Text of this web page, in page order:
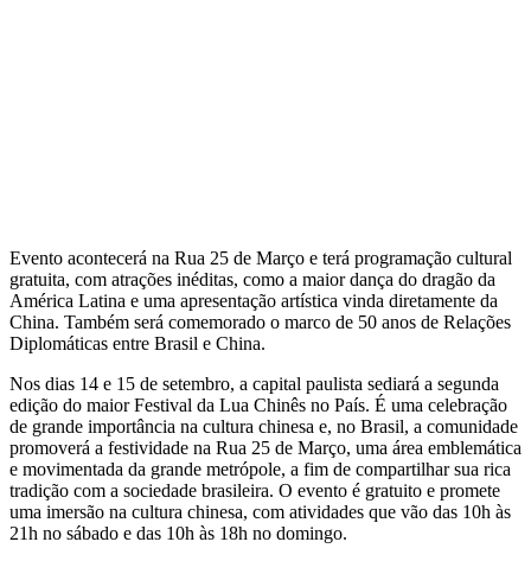
Evento acontecerá na Rua 25 de Março e terá programação cultural
gratuita, com atrações inéditas, como a maior dança do dragão da
América Latina e uma apresentação artística vinda diretamente da
China. Também será comemorado o marco de 50 anos de Relações
Diplomáticas entre Brasil e China.
Nos dias 14 e 15 de setembro, a capital paulista sediará a segunda
edição do maior Festival da Lua Chinês no País. É uma celebração
de grande importância na cultura chinesa e, no Brasil, a comunidade
promoverá a festividade na Rua 25 de Março, uma área emblemática
e movimentada da grande metrópole, a fim de compartilhar sua rica
tradição com a sociedade brasileira. O evento é gratuito e promete
uma imersão na cultura chinesa, com atividades que vão das 10h às
21h no sábado e das 10h às 18h no domingo.